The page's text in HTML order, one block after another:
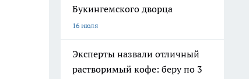
Букингемского дворца
16 июля
Эксперты назвали отличный
растворимый кофе: беру по 3